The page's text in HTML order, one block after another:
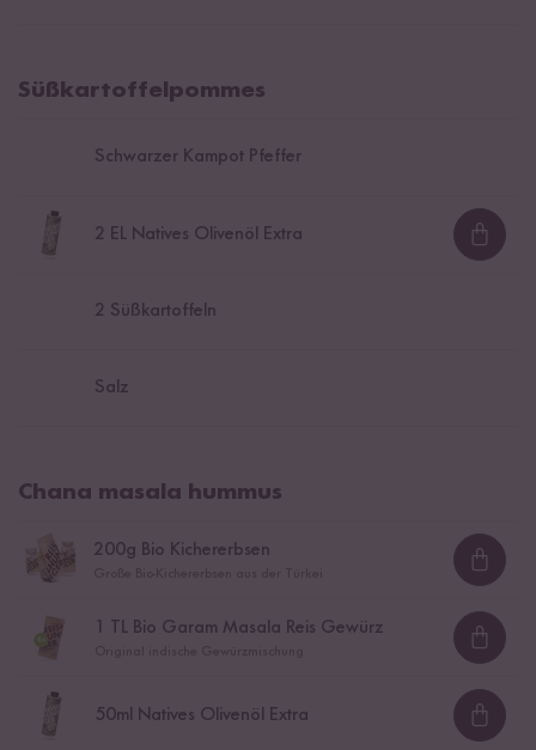
Süßkartoffelpommes
Schwarzer Kampot Pfeffer
2 EL Natives Olivenöl Extra
2 Süßkartoffeln
Salz
Chana masala hummus
200g Bio Kichererbsen
TL Bio Garam Masala Reis Gewürz
50ml Natives Olivenöl Extra